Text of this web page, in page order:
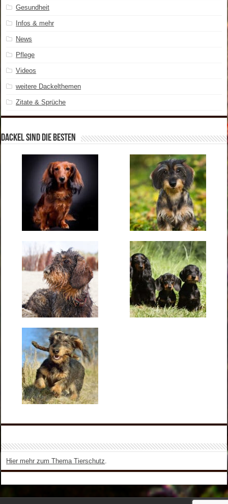
Gesundheit
Infos & mehr
News
Pflege
Videos
weitere Dackelthemen
Zitate & Sprüche
Dackel sind die Besten
Hier mehr zum Thema Tierschutz